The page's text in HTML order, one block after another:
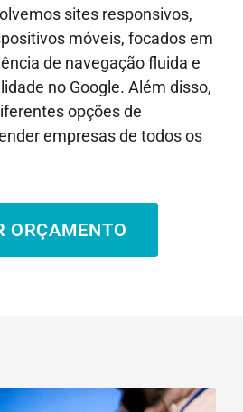
sites responsivos,
móveis, focados em
de navegação fluida e
no Google. Além disso,
opções de
empresas de todos os
ORÇAMENTO